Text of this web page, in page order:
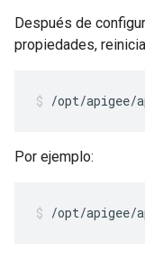
Después de
propiedades,
/opt/apigee/
Por ejemplo:
/opt/apigee/